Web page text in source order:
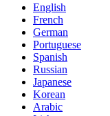
English
French
German
Portuguese
Spanish
Russian
Japanese
Korean
Arabic